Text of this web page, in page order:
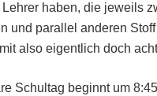
haben, die jeweils
und parallel anderen
also eigentlich doch
Schultag beginnt um